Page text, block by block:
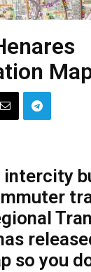
intercity
so you